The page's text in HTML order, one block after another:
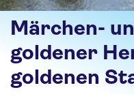
Märchen-
goldener
goldenen